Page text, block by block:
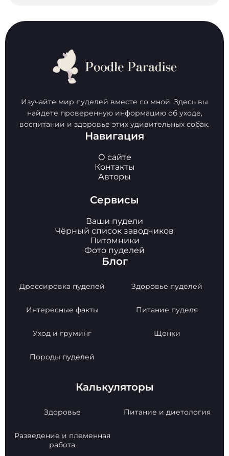
Изучайте мир пуделей вместе со мной. Здесь вы
найдете проверенную информацию об уходе,
воспитании и здоровье этих удивительных собак.
Навигация
О сайте
Контакты
Авторы
Сервисы
Ваши пудели
Чёрный список заводчиков
Питомники
Фото пуделей
Блог
Дрессировка пуделей Здоровье пуделей
Интересные факты Питание пуделя
Уход и груминг Щенки
Породы пуделей
Калькуляторы
Здоровье Питание и диетология
Разведение и племенная
работа